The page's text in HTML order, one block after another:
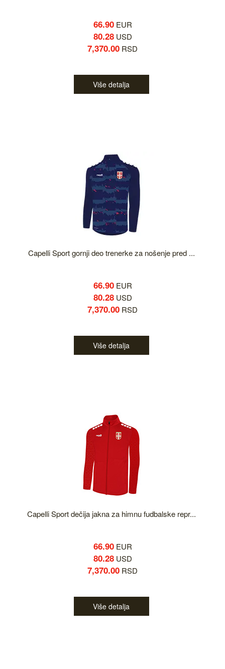
66.90EUR
80.28USD
7,370.00 RSD
Više detalja
Capelli Sport gornji deo trenerke za nošenje pred ...
66.90EUR
80.28USD
7,370.00 RSD
Više detalja
Capelli Sport dečija jakna za himnu fudbalske repr...
66.90EUR
80.28USD
7,370.00 RSD
Više detalja